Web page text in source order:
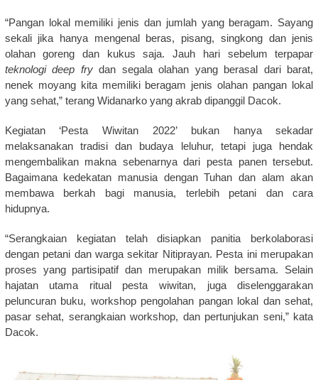
“Pangan lokal memiliki jenis dan jumlah yang beragam. Sayang
sekali jika hanya mengenal beras, pisang, singkong dan jenis
olahan goreng dan kukus saja. Jauh hari sebelum terpapar
teknologi deep frydan segala olahan yang berasal dari barat,
nenek moyang kita memiliki beragam jenis olahan pangan lokal
yang sehat,” terang Widanarko yang akrab dipanggil Dacok.
Kegiatan ‘Pesta Wiwitan 2022’ bukan hanya sekadar
melaksanakan tradisi dan budaya leluhur, tetapi juga hendak
mengembalikan makna sebenarnya dari pesta panen tersebut.
Bagaimana kedekatan manusia dengan Tuhan dan alam akan
membawa berkah bagi manusia, terlebih petani dan cara
hidupnya.
“Serangkaian kegiatan telah disiapkan panitia berkolaborasi
dengan petani dan warga sekitar Nitiprayan. Pesta ini merupakan
proses yang partisipatif dan merupakan milik bersama. Selain
hajatan utama ritual pesta wiwitan, juga diselenggarakan
peluncuran buku, workshop pengolahan pangan lokal dan sehat,
pasar sehat, serangkaian workshop, dan pertunjukan seni,” kata
Dacok.